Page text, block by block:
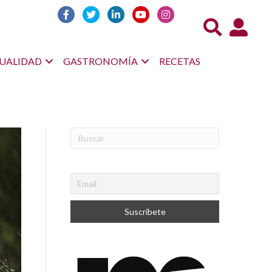
Acceso
GASTRONOMÍA RECETAS